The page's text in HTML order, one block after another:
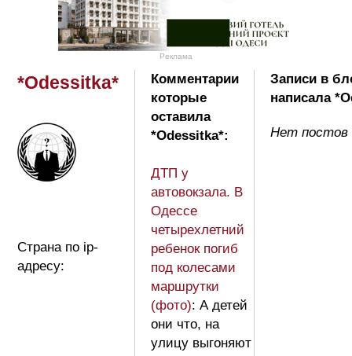
Реклама
*Odessitka*
Страна по ip-
адресу:
Комментарии
которые
оставила
*Odessitka*:
ДТП у
автовокзала. В
Одессе
четырехлетний
ребенок погиб
под колесами
маршрутки
(фото): А детей
они что, на
улицу выгоняют
Записи в
написала
Нет постов